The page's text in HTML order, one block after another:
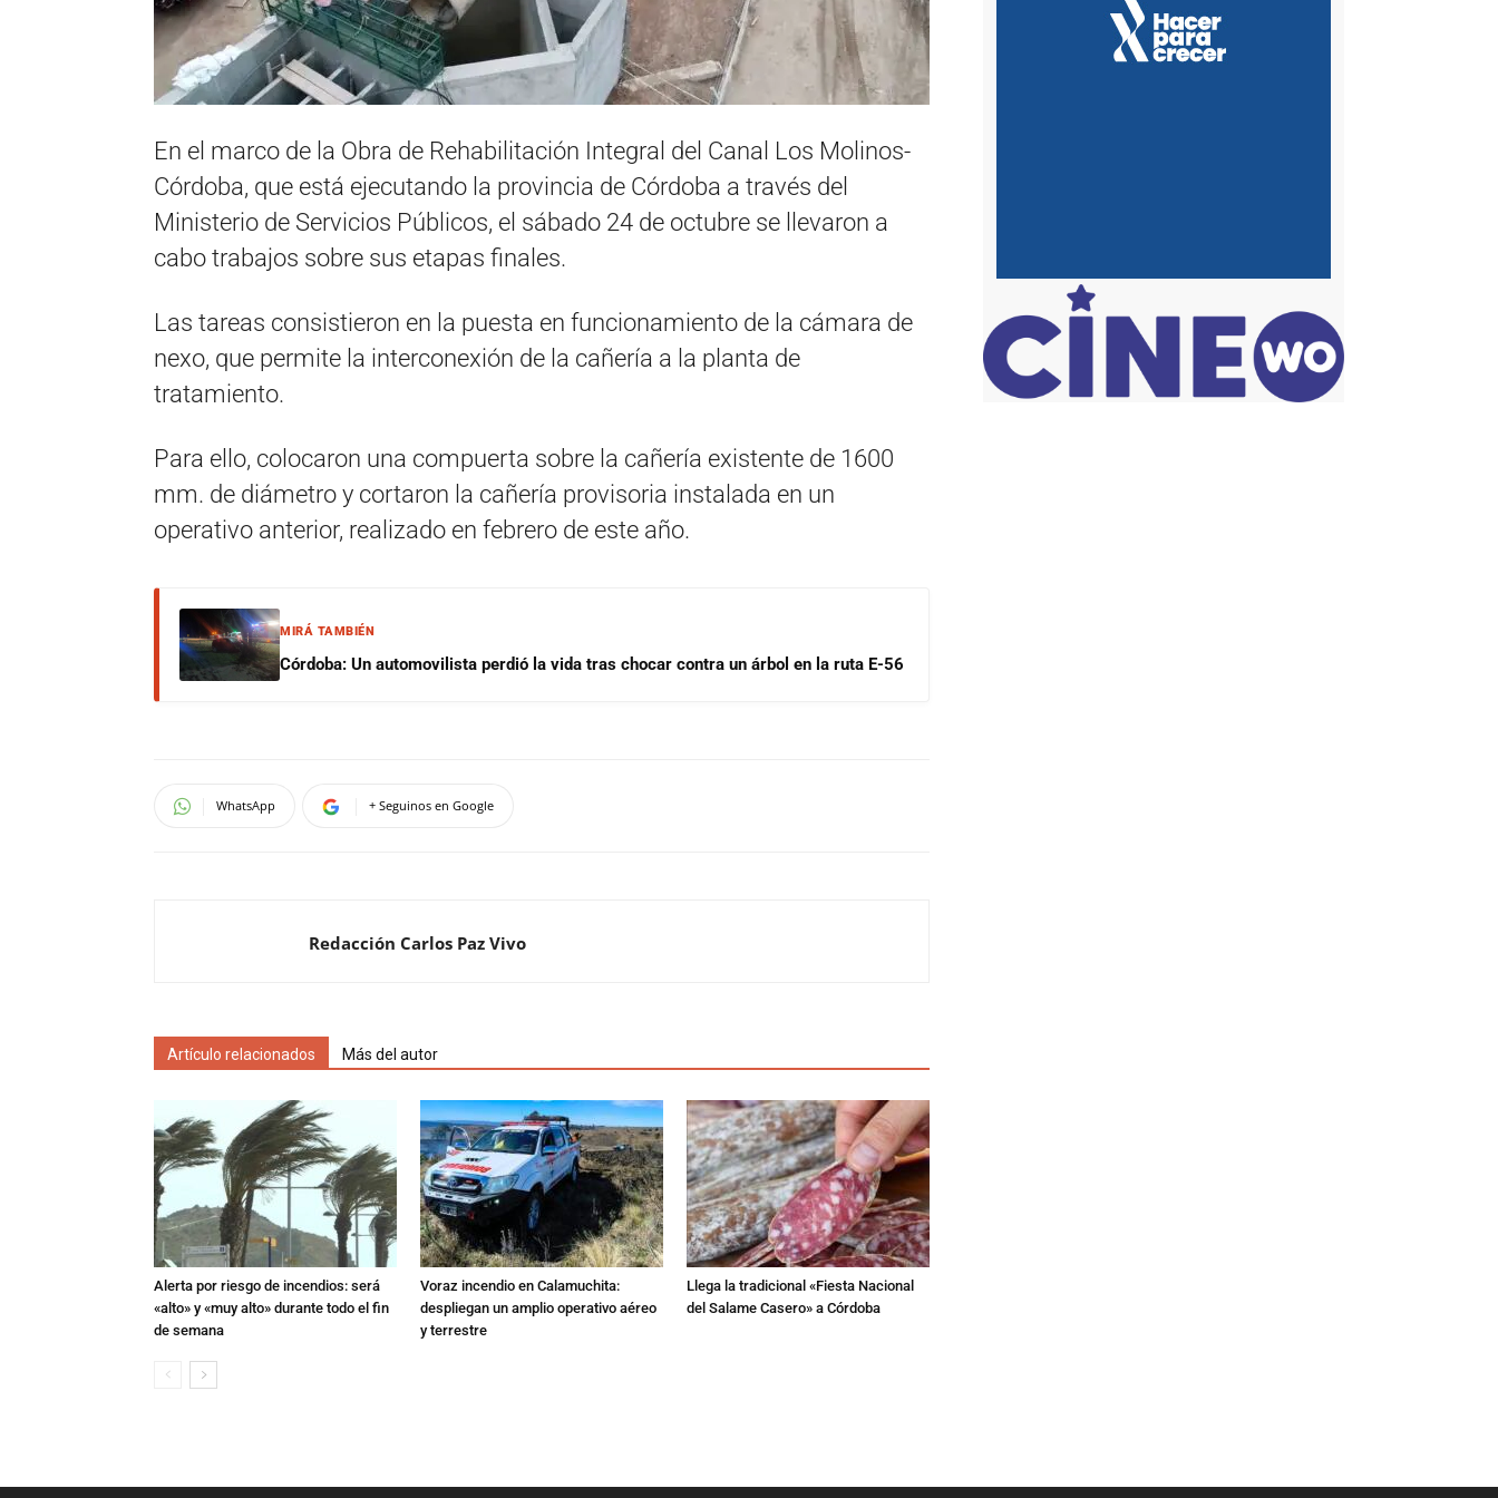
En el marco de la Obra de Rehabilitación Integral del Canal Los Molinos-
Córdoba, que está ejecutando la provincia de Córdoba a través del
Ministerio de Servicios Públicos, el sábado 24 de octubre se llevaron a
cabo trabajos sobre sus etapas finales.
Las tareas consistieron en la puesta en funcionamiento de la cámara de
nexo, que permite la interconexión de la cañería a la planta de
tratamiento.
Para ello, colocaron una compuerta sobre la cañería existente de 1600
mm. de diámetro y cortaron la cañería provisoria instalada en un
operativo anterior, realizado en febrero de este año.
MIRÁ TAMBIÉN
Córdoba: Un automovilista perdió la vida tras chocar contra un árbol en la ruta E-56
WhatsApp + Seguinos en Google
Redacción Carlos Paz Vivo
Artículo relacionados Más del autor
Alerta por riesgo de incendios: será
«alto» y «muy alto» durante todo el fin
de semana
Voraz incendio en Calamuchita:
despliegan un amplio operativo aéreo
y terrestre
Llega la tradicional «Fiesta Nacional
del Salame Casero» a Córdoba